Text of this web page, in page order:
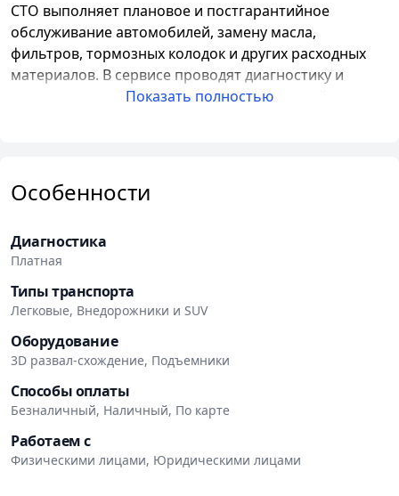
СТО выполняет плановое и постгарантийное
обслуживание автомобилей, замену масла,
фильтров, тормозных колодок и других расходных
материалов. В сервисе проводят диагностику и
ремонт ходовой части, подвески, тормозной
используется 3D-стенд HOFMANN Geoliner 670.
Записаться на обслуживание можно заранее.
расчет, а также оплата банковской картой. Во время
ожидания можно воспользоваться Wi-Fi.
Показать полностью
Особенности
Диагностика
Платная
Типы транспорта
Легковые, Внедорожники и SUV
Оборудование
3D развал-схождение, Подъемники
Способы оплаты
Безналичный, Наличный, По карте
Работаем с
Физическими лицами, Юридическими лицами